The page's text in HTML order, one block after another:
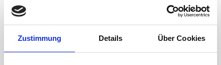
Zustimmung Details Über Cookies